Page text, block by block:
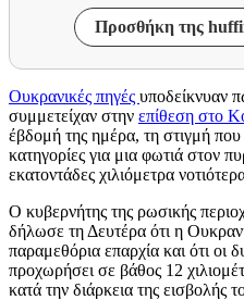
Προσθήκη της
Ουκρανικές πηγές υποδείκνυαν
συμμετείχαν στην επίθεση στο
έβδομή της ημέρα, τη στιγμή
κατηγορίες για μια φωτιά στον
εκατοντάδες χιλιόμετρα
Ο κυβερνήτης της ρωσικής
δήλωσε τη Δευτέρα ότι η
παραμεθόρια επαρχία και ότι οι
προχωρήσει σε βάθος 12
κατά την διάρκεια της εισβολής